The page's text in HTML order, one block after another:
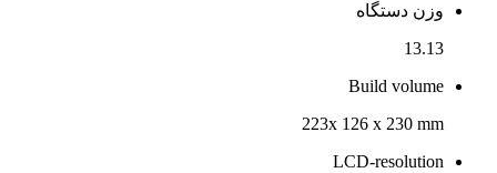
وزن دستگاه
13.13
Build volume
223x 126 x 230 mm
LCD-resolution